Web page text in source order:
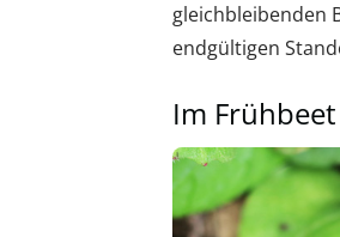
gleichbleibenden
endgültigen
Im